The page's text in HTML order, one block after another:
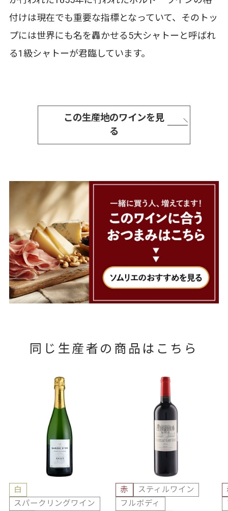
付けは現在でも重要な指標となっていて、そのトッ
プには世界にも名を轟かせる5大シャトーと呼ばれ
る1級シャトーが君臨しています。
この生産地のワインを見
る
同じ生産者の商品はこちら
白
スパークリングワイン
赤
スティルワイン
フルボディ